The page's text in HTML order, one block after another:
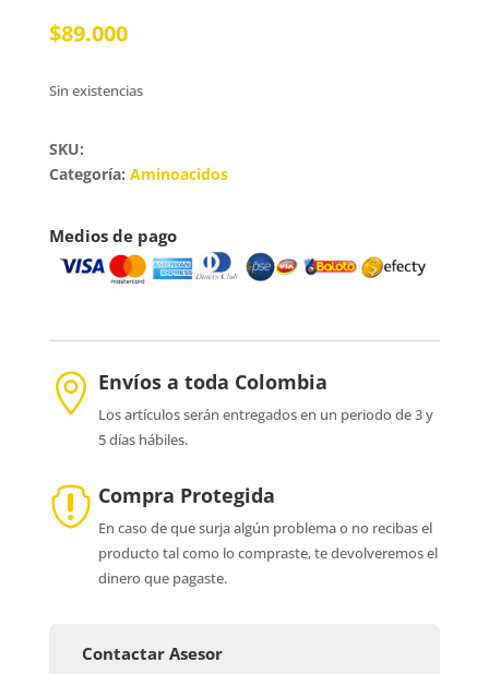
$89.000
Sin existencias
SKU:
Categoría: Aminoacidos
Medios de pago
 Envíos a toda Colombia
Los artículos serán entregados en un periodo de 3 y
5 días hábiles.
 Compra Protegida
En caso de que surja algún problema o no recibas el
producto tal como lo compraste, te devolveremos el
dinero que pagaste.
Contactar Asesor